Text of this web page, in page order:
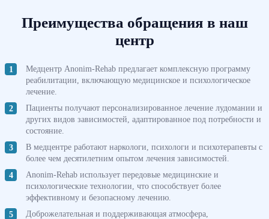
Преимущества обращения в наш
центр
Медцентр Anonim-Rehab предлагает комплексную программу
реабилитации, включающую медицинское и психологическое
лечение.
Пациенты получают персонализированное лечение лудомании и
других видов зависимостей, адаптированное под потребности и
состояние.
В медцентре работают наркологи, психологи и психотерапевты с
более чем десятилетним опытом лечения зависимостей.
Anonim-Rehab использует передовые медицинские и
психологические технологии, что способствует более
эффективному и безопасному лечению.
Доброжелательная и поддерживающая атмосфера,